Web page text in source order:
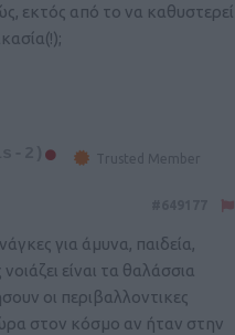
εκτός από το να καθυστερεί
2) Trusted Member
για άμυνα, παιδεία,
είναι τα θαλάσσια
οι περιβαλλοντικες
στον κόσμο αν ήταν στην